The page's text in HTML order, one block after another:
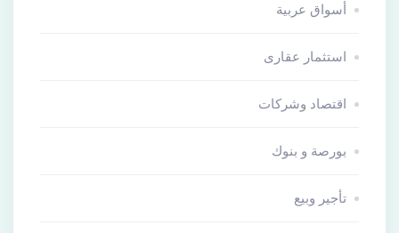
أسواق عربية
استثمار عقارى
اقتصاد وشركات
بورصة و بنوك
تأجير وبيع